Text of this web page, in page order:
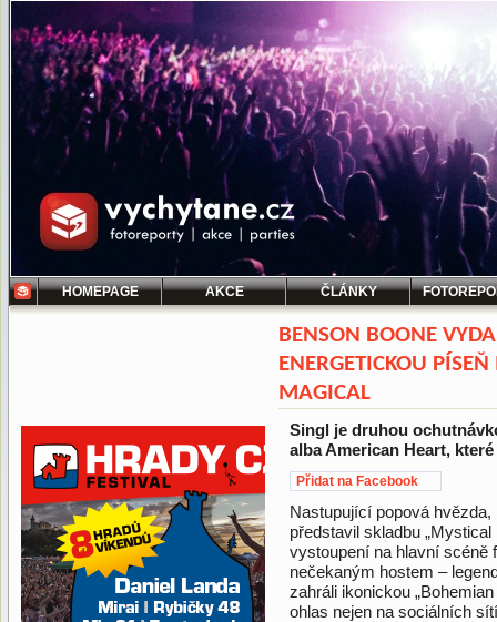
HOMEPAGE AKCE ČLÁNKY
BENSON BOONE
ENERGETICKOU
MAGICAL
Singl je druhou
alba American Heart,
Přidat na Facebook
Nastupující popová hvězda,
představil skladbu
vystoupení na hlavní scéně
nečekaným hostem –
zahráli ikonickou
ohlas nejen na sociálních